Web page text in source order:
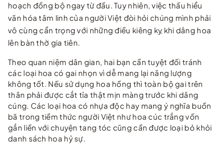
hoạch đồng bộ ngay từ đầu. Tuy nhiên, việc thấu hiểu
văn hóa tâm linh của người Việt đòi hỏi chúng mình phải
vô cùng cẩn trọng với những điều kiêng kỵ khi dâng hoa
lên bàn thờ gia tiên.
Theo quan niệm dân gian, hai bạn cần tuyệt đối tránh
các loại hoa có gai nhọn vì dễ mang lại năng lượng
không tốt. Nếu sử dụng hoa hồng thì toàn bộ gai trên
thân phải được cắt tỉa thật mịn màng trước khi dâng
cúng. Các loại hoa có nhựa độc hay mang ý nghĩa buồn
bã trong tiềm thức người Việt như hoa cúc trắng vốn
gắn liền với chuyện tang tóc cũng cần được loại bỏ khỏi
danh sách hoa hỷ sự.